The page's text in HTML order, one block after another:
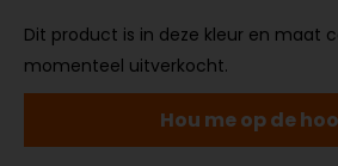
Dit product is in deze kleur en maat
momenteel uitverkocht.
Hou me op de